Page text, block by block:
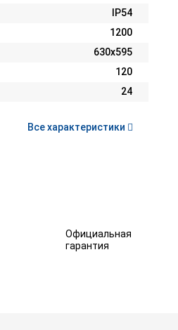
IP54
1200
630х595
120
24
Все характеристики
Официальная
гарантия